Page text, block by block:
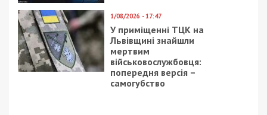
1/08/2026 - 17:47
У приміщенні ТЦК на
Львівщині знайшли
мертвим
військовослужбовця:
попередня версія –
самогубство